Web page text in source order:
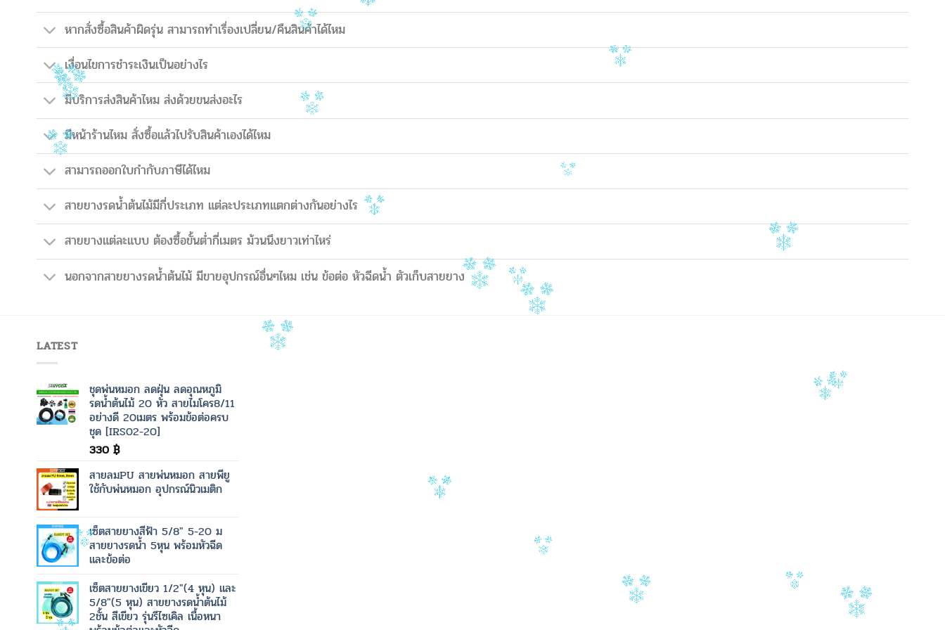
หากสั่งซื้อสินค้าผิดรุ่น สามารถทำเรื่องเปลี่ยน/คืนสินค้าได้ไหม
เงื่อนไขการชำระเงินเป็นอย่างไร
มีบริการส่งสินค้าไหม ส่งด้วยขนส่งอะไร
มีหน้าร้านไหม สั่งซื้อแล้วไปรับสินค้าเองได้ไหม
สามารถออกใบกำกับภาษีได้ไหม
สายยางรดน้ำต้นไม้มีกี่ประเภท แต่ละประเภทแตกต่างกันอย่างไร
สายยางแต่ละแบบ ต้องซื้อขั้นต่ำกี่เมตร ม้วนนึงยาวเท่าไหร่
นอกจากสายยางรดน้ำต้นไม้ มีขายอุปกรณ์อื่นๆไหม เช่น ข้อต่อ หัวฉีดน้ำ ตัวเก็บสายยาง
LATEST
ชุดพ่นหมอก ลดฝุ่น ลดอุณหภูมิ
รดน้ำต้นไม้ 20 หัว สายไมโคร8/11
อย่างดี 20เมตร พร้อมข้อต่อครบ
ชุด [IRS02-20]
330 ฿
สายลมPU สายพ่นหมอก สายพียู
ใช้กับพ่นหมอก อุปกรณ์นิวเมติก
เซ็ตสายยางสีฟ้า 5/8" 5-20 ม
สายยางรดน้ำ 5หุน พร้อมหัวฉีด
และข้อต่อ
เซ็ตสายยางเขียว 1/2"(4 หุน) และ
5/8"(5 หุน) สายยางรดน้ำต้นไม้
2ชั้น สีเขียว รุ่นรีไซเคิล เนื้อหนา